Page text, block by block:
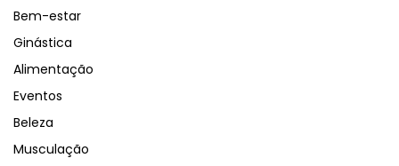
Bem-estar
Ginástica
Alimentação
Eventos
Beleza
Musculação